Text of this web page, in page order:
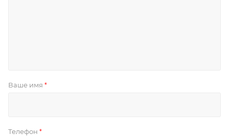
Ваше имя *
Телефон *